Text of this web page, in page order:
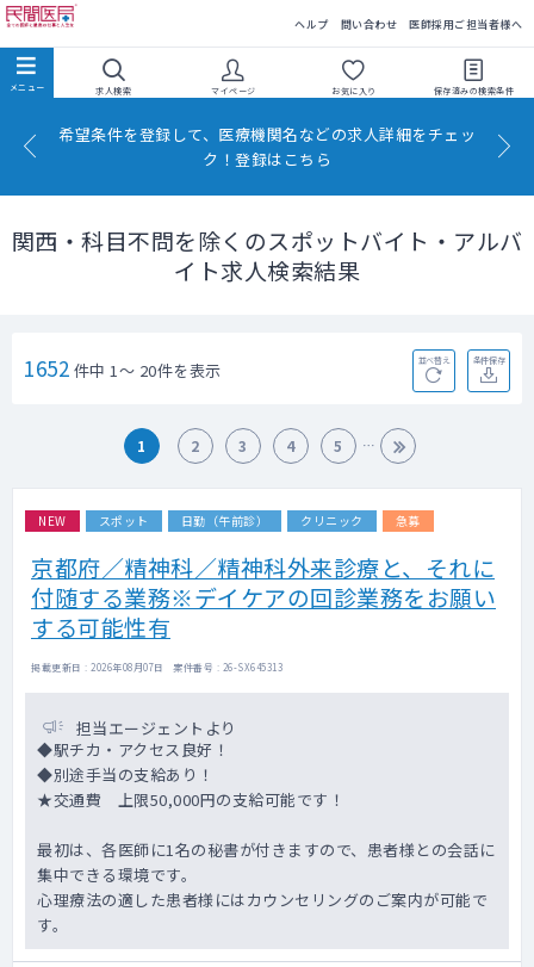
ヘルプ 問い合わせ 医師採用ご担当者様へ
求人検索 マイページ お気に入り 保存済みの検索条件
希望条件を登録して、医療機関名などの求人詳細をチェッ
ク！登録はこちら
関西・科目不問を除くのスポットバイト・アルバ
イト求人検索結果
1652 件中 1～ 20件を表示 並べ替え 条件保存
1 2 3 4 5
NEW スポット 日勤（午前診） クリニック 急募
京都府／精神科／精神科外来診療と、それに
付随する業務※デイケアの回診業務をお願い
する可能性有
掲載更新日 : 2026年08月07日 案件番号 : 26-SX645313
担当エージェントより
◆駅チカ・アクセス良好！
◆別途手当の支給あり！
★交通費 上限50,000円の支給可能です！
最初は、各医師に1名の秘書が付きますので、患者様との会話に
集中できる環境です。
心理療法の適した患者様にはカウンセリングのご案内が可能で
す。